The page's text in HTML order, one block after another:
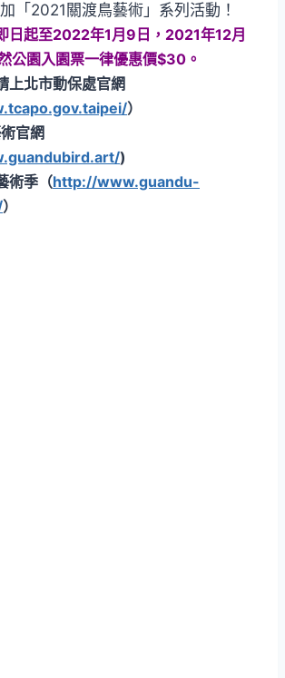
「2021關渡鳥藝術」系列活動！
日起至2022年1月9日，2021年12月
公園入園票一律優惠價$30。
上北市動保處官網
）
官網
)
術季（http://www.guandu-
）